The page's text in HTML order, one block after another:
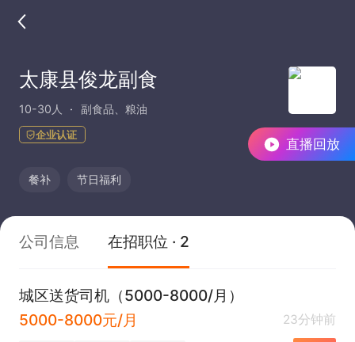
直播回放
太康县俊龙副食
10-30人 副食品、粮油
企业认证
餐补 节日福利
公司信息 在招职位 · 2
城区送货司机（5000-8000/月）
5000-8000元/月
23分钟前